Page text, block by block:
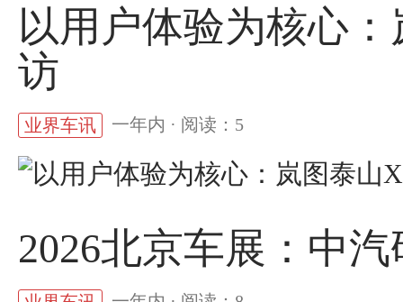
以用户体验为核心
访
业界车讯 一年内 · 阅读：5
2026北京车展：中